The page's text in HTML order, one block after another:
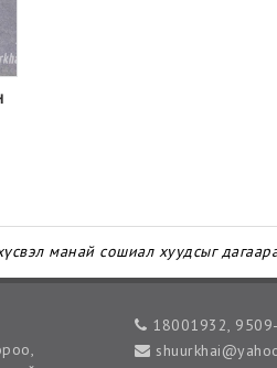
манай сошиал хуудсыг
18001932,